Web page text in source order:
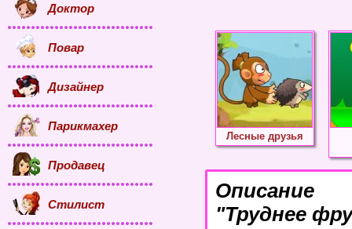
Лесные друзья
"Труднее
Доктор
Повар
Дизайнер
Парикмахер
Продавец
Стилист